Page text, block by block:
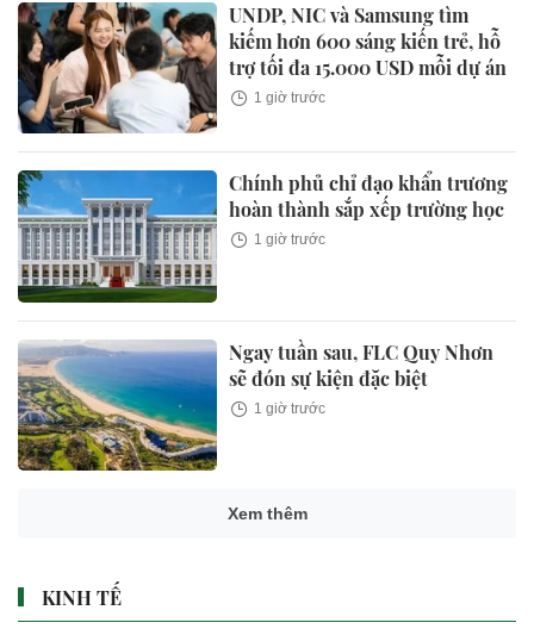
UNDP, NIC và Samsung tìm
kiếm hơn 600 sáng kiến trẻ, hỗ
trợ tối đa 15.000 USD mỗi dự án
1 giờ trước
Chính phủ chỉ đạo khẩn trương
hoàn thành sắp xếp trường học
1 giờ trước
Ngay tuần sau, FLC Quy Nhơn
sẽ đón sự kiện đặc biệt
1 giờ trước
Xem thêm
KINH TẾ